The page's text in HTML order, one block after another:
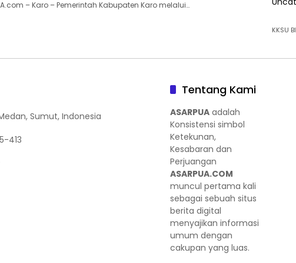
– Karo – Pemerintah Kabupaten Karo melalui…
KKSU BI
Sumut, Indonesia
413
Tentang Kami
ASARPUA adalah
Konsistensi simbol
Ketekunan,
Kesabaran dan
Perjuangan
ASARPUA.COM
muncul pertama kali
sebagai sebuah situs
berita digital
menyajikan informasi
umum dengan
cakupan yang luas.